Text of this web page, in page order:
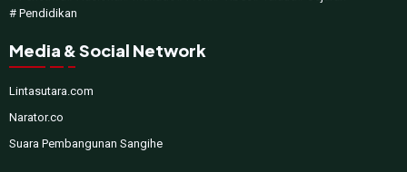
# Pendidikan
Media & Social Network
Lintasutara.com
Narator.co
Suara Pembangunan Sangihe